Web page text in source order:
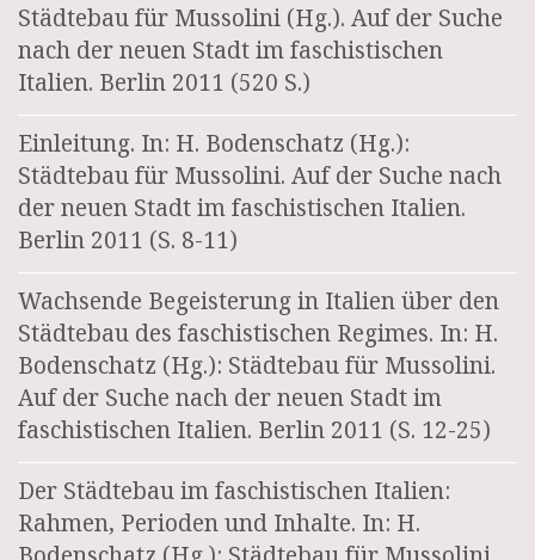
Städtebau für Mussolini (Hg.). Auf der Suche
nach der neuen Stadt im faschistischen
Italien. Berlin 2011 (520 S.)
Einleitung. In: H. Bodenschatz (Hg.):
Städtebau für Mussolini. Auf der Suche nach
der neuen Stadt im faschistischen Italien.
Berlin 2011 (S. 8-11)
Wachsende Begeisterung in Italien über den
Städtebau des faschistischen Regimes. In: H.
Bodenschatz (Hg.): Städtebau für Mussolini.
Auf der Suche nach der neuen Stadt im
faschistischen Italien. Berlin 2011 (S. 12-25)
Der Städtebau im faschistischen Italien:
Rahmen, Perioden und Inhalte. In: H.